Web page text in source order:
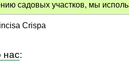
садовых участков, мы
: